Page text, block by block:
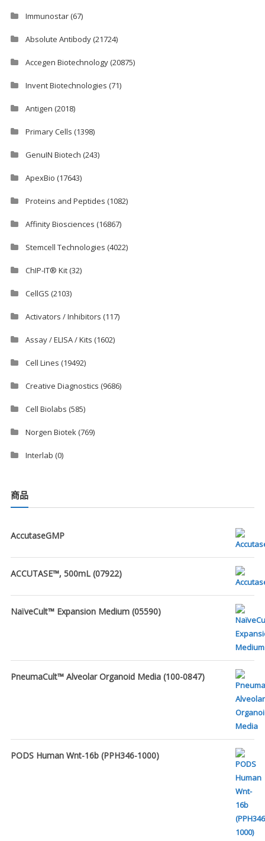
Immunostar(67)
Absolute Antibody(21724)
Accegen Biotechnology(20875)
Invent Biotechnologies (71)
Antigen (2018)
Primary Cells (1398)
GenuIN Biotech (243)
ApexBio (17643)
Proteins and Peptides (1082)
Affinity Biosciences (16867)
Stemcell Technologies (4022)
ChIP-IT® Kit(32)
CellGS (2103)
Activators / Inhibitors (117)
Assay / ELISA / Kits (1602)
Cell Lines (19492)
Creative Diagnostics (9686)
Cell Biolabs (585)
Norgen Biotek(769)
Interlab (0)
商品
AccutaseGMP
ACCUTASE™, 500mL (07922)
NaïveCult™ Expansion Medium (05590)
PneumaCult™ Alveolar Organoid Media (100-0847)
PODS Human Wnt-16b (PPH346-1000)